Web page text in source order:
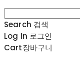
Search 검색
Log In 로그인
Cart장바구니